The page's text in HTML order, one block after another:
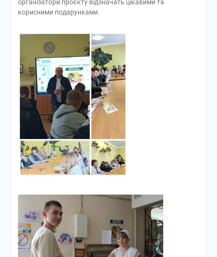
організатори проєкту відзначать цікавими та
корисними подарунками.